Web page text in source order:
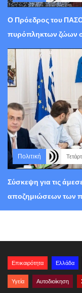
Ο Πρόεδρος του
πυρόπληκτων ζώων
Πολιτική
Σύσκεψη για τις
αποζημιώσεων των
Επικαιρότητα Ελλάδα
Υγεία Αυτοδιοίκηση